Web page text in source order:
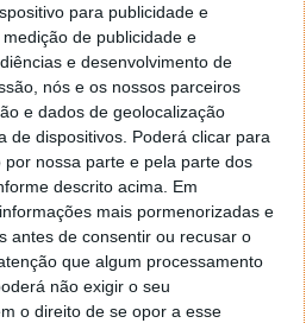
para publicidade e
de publicidade e
e desenvolvimento de
nós e os nossos parceiros
e dados de geolocalização
de dispositivos. Poderá clicar para
nossa parte e pela parte dos
descrito acima. Em
mais pormenorizadas e
antes de consentir ou recusar o
que algum processamento
não exigir o seu
o direito de se opor a esse